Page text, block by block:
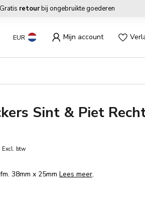
Gratis retourbij ongebruikte goederen
EUR Mijn account
Sint & Piet
Excl. btw
38mm x 25mmLees meer.